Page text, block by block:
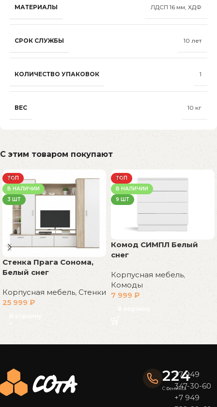
МАТЕРИАЛЫ ЛДСП 16 мм, ХДФ
СРОК СЛУЖБЫ 10 лет
КОЛИЧЕСТВО УПАКОВОК 1
ВЕС 10 кг
С этим товаром покупают
ТОП
В НАЛИЧИИ
3 ШТ
Стенка Прага Сонома,
Белый снег
Корпусная мебель,Стенки
25 999₽
В корзину
ТОП
В НАЛИЧИИ
9 ШТ
Комод СИМПЛ Белый
снег
Корпусная мебель,
Комоды
7 999₽
В корзину
Read More
224
С Феникса
+7 949
347-30-60
+7 949